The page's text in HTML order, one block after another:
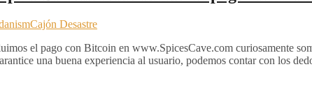
Cajón Desastre
el pago con Bitcoin en www.SpicesCave.com curiosamente
una buena experiencia al usuario, podemos contar con los